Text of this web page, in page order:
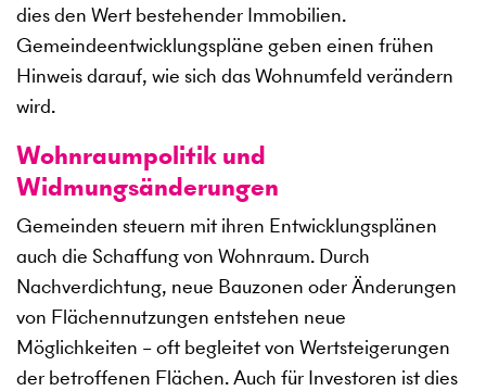
dies den Wert bestehender Immobilien.
Gemeindeentwicklungspläne geben einen frühen
Hinweis darauf, wie sich das Wohnumfeld verändern
wird.
Wohnraumpolitik und
Widmungsänderungen
Gemeinden steuern mit ihren Entwicklungsplänen
auch die Schaffung von Wohnraum. Durch
Nachverdichtung, neue Bauzonen oder Änderungen
von Flächennutzungen entstehen neue
Möglichkeiten – oft begleitet von Wertsteigerungen
der betroffenen Flächen. Auch für Investoren ist dies